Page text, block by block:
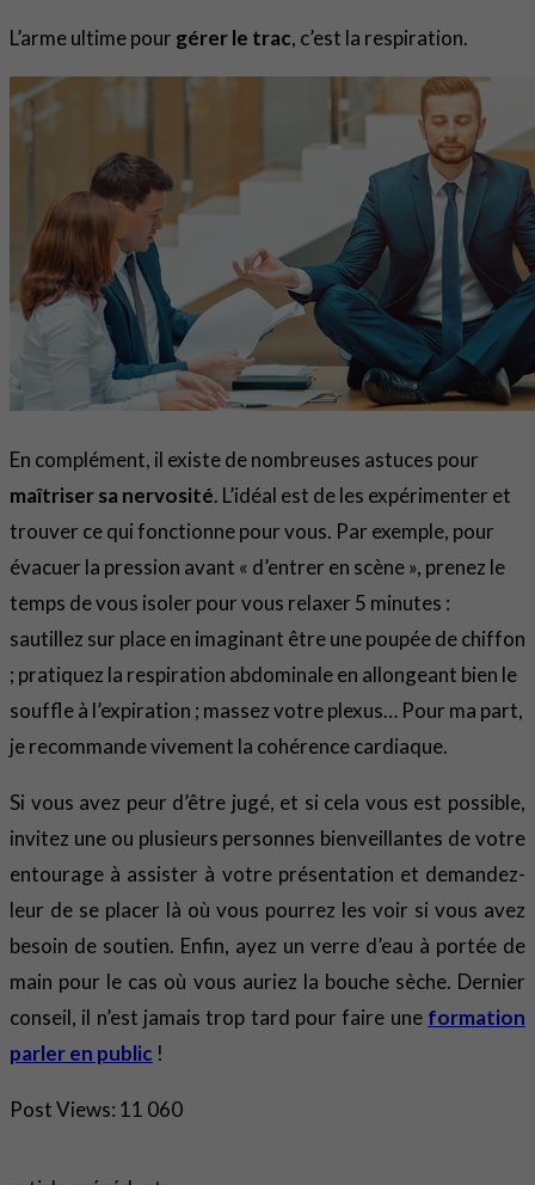
L’arme ultime pour gérer le trac, c’est la respiration.
En complément, il existe de nombreuses astuces pour
maîtriser sa nervosité. L’idéal est de les expérimenter et
trouver ce qui fonctionne pour vous. Par exemple, pour
évacuer la pression avant « d’entrer en scène », prenez le
temps de vous isoler pourvous relaxer 5 minutes :
sautillez sur place en imaginant être une poupée de chiffon
; pratiquez la respiration abdominale en allongeant bien le
souffle à l’expiration ; massez votre plexus… Pour ma part,
je recommande vivement la cohérence cardiaque.
Si vous avez peur d’être jugé, et si cela vous est possible,
invitez une ou plusieurs personnes bienveillantes de votre
entourage à assister à votre présentation et demandez-
leur de se placer là où vous pourrez les voir si vous avez
besoin de soutien. Enfin, ayez un verre d’eau à portée de
main pour le cas où vous auriez la bouche sèche. Dernier
conseil, il n’est jamais trop tard pour faire une formation
parler en public !
Post Views: 11 060